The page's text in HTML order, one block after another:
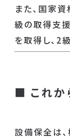
また、国家
級の取得支
を取得し、2
■ これか
設備保全は